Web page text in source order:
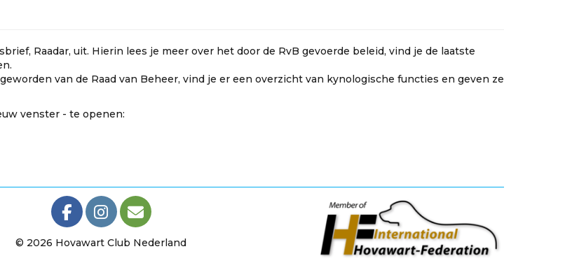
Raadar, uit. Hierin lees je meer over het door de RvB gevoerde beleid, vind je de laatste
van de Raad van Beheer, vind je er een overzicht van kynologische functies en geven ze
venster - te openen:
© 2026 Hovawart Club Nederland